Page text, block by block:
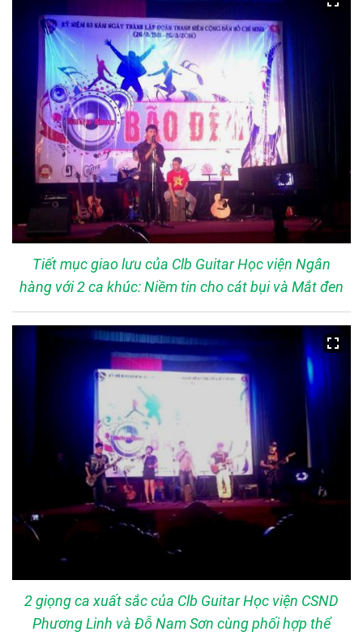
Tiết mục giao lưu của Clb Guitar Học viện Ngân
hàng với 2 ca khúc: Niềm tin cho cát bụi và Mắt đen
2 giọng ca xuất sắc của Clb Guitar Học viện CSND
Phương Linh và Đỗ Nam Sơn cùng phối hợp thể